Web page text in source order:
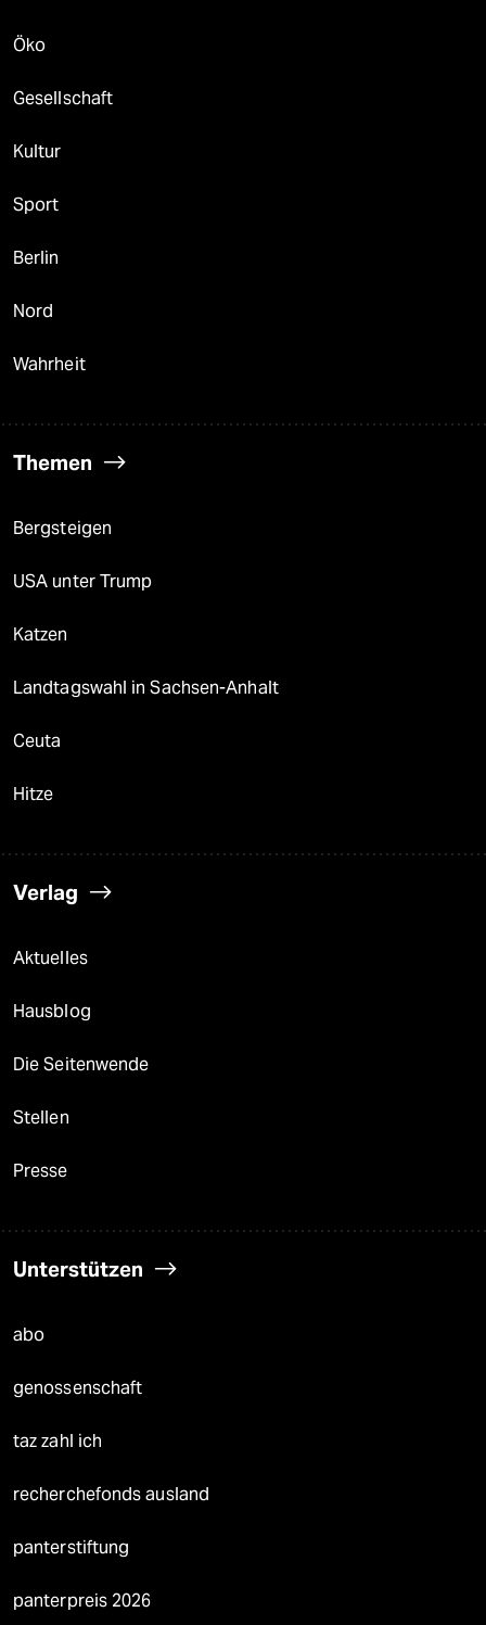
Öko
Gesellschaft
Kultur
Sport
Berlin
Nord
Wahrheit
Themen
Bergsteigen
USA unter Trump
Katzen
Landtagswahl in Sachsen-Anhalt
Ceuta
Hitze
Verlag
Aktuelles
Hausblog
Die Seitenwende
Stellen
Presse
Unterstützen
abo
genossenschaft
taz zahl ich
recherchefonds ausland
panterstiftung
panterpreis 2026